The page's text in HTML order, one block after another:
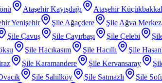
Ataşehir Kayışdağı Ataşehir
Yenişehir Şile Ağaçdere Şile Ağva Merkez
Şile Çavuş Şile Çayırbaşı Şile Çelebi
Şile Hacıkasım Şile Hacıllı Şile
Şile Karamandere Şile Kervansaray
Şile Sahilköy Şile Satmazlı Şile